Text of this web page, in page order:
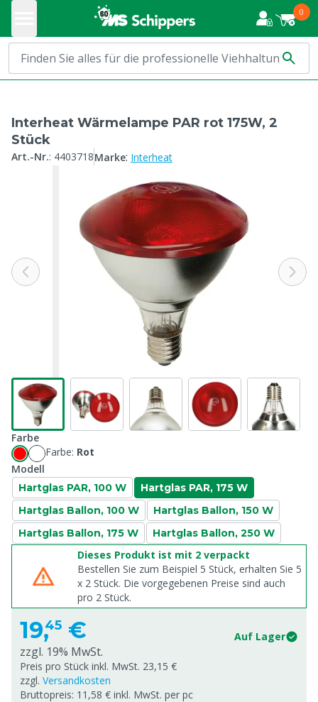
0
Interheat Wärmelampe PAR rot 175W, 2
Stück
Art.-Nr.: 4403718Marke: Interheat
Farbe
Farbe: Rot
Modell
Hartglas PAR, 100 W
Hartglas PAR, 175 W
Hartglas Ballon, 100 W
Hartglas Ballon, 150 W
Hartglas Ballon, 175 W
Hartglas Ballon, 250 W
Dieses Produkt ist mit 2 verpackt
Bestellen Sie zum Beispiel 5 Stück, erhalten Sie 5
x 2 Stück. Die vorgegebenen Preise sind auch
pro 2 Stück.
19,45 € Auf Lager
zzgl. 19% MwSt.
Preis pro Stück inkl. MwSt. 23,15 €
zzgl. Versandkosten
Bruttopreis: 11,58 € inkl. MwSt. per pc